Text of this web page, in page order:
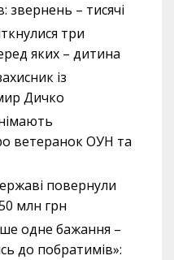
звернень – тисячі
три
яких – дитина
із
Дичко
ветеранок ОУН та
повернули
млн грн
одне бажання –
до побратимів»: